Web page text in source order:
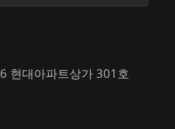
현대아파트상가 301호